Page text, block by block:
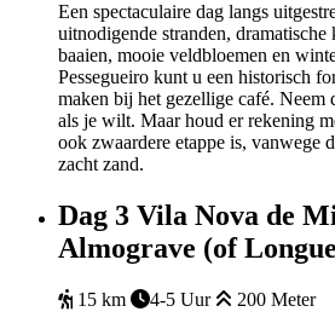
Een spectaculaire dag langs
uitnodigende stranden,
baaien, mooie veldbloemen en
Pessegueiro kunt u een historisch
maken bij het gezellige café. Neem
als je wilt. Maar houd er rekening
ook zwaardere etappe is, vanwege
zacht zand.
Dag 3 Vila Nova de
Almograve (of
15 km 4-5 Uur
200 Meter